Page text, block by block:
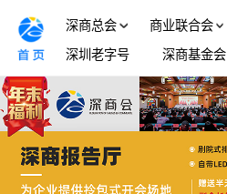
深商总会 商业联合会
深圳老字号
深商基金会